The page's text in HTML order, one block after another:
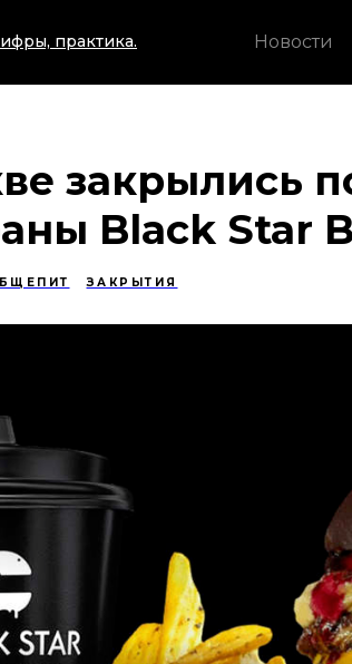
Новости
практика.
закрылись
Black Star
ЗАКРЫТИЯ